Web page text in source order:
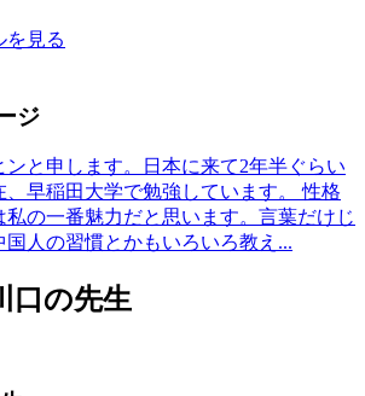
を見る
ジ
と申します。日本に来て2年半ぐらい
、早稲田大学で勉強しています。 性格
私の一番魅力だと思います。言葉だけじ
国人の習慣とかもいろいろ教え...
口の先生